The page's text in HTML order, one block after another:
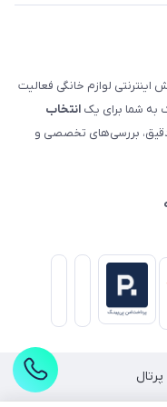
اینترنتی لوازم خانگی فعالیت
به شما برای یک انتخاب
دقیق، بررسی‌های تخصصی و
پرتال